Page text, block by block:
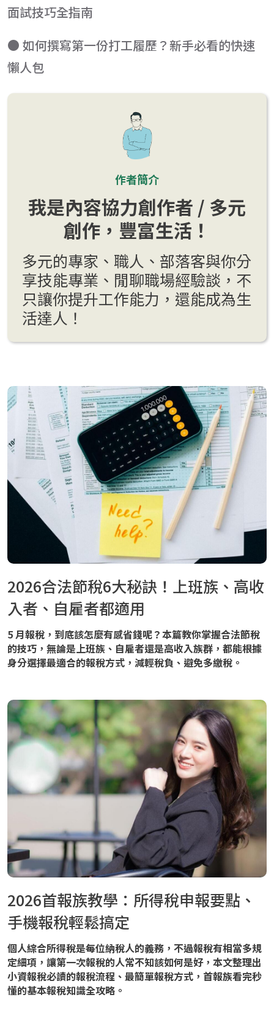
面試技巧全指南
● 如何撰寫第一份打工履歷？新手必看的快速
懶人包
作者簡介
我是內容協力創作者 / 多元
創作，豐富生活！
多元的專家、職人、部落客與你分
享技能專業、閒聊職場經驗談，不
只讓你提升工作能力，還能成為生
活達人！
2026合法節稅6大秘訣！上班族、高收
入者、自雇者都適用
5 月報稅，到底該怎麼有感省錢呢？本篇教你掌握合法節稅
的技巧，無論是上班族、自雇者還是高收入族群，都能根據
身分選擇最適合的報稅方式，減輕稅負、避免多繳稅。
2026首報族教學：所得稅申報要點、
手機報稅輕鬆搞定
個人綜合所得稅是每位納稅人的義務，不過報稅有相當多規
定細項，讓第一次報稅的人常不知該如何是好，本文整理出
小資報稅必讀的報稅流程、最簡單報稅方式，首報族看完秒
懂的基本報稅知識全攻略。